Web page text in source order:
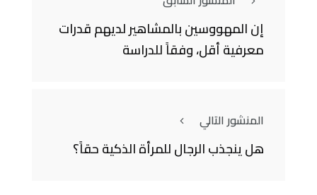
إن المهووسين بالمشاهير لديهم قدرات
معرفية أقل، وفقاً للدراسة
المنشور التالي
هل ينجذب الرجال للمرأة الذكية حقاً؟